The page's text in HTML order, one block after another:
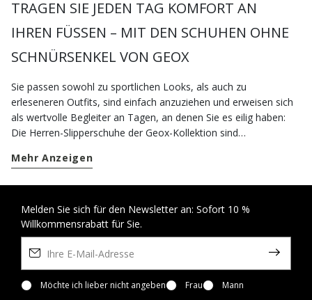
TRAGEN SIE JEDEN TAG KOMFORT AN
IHREN FÜSSEN – MIT DEN SCHUHEN OHNE S
CHNÜRSENKEL VON GEOX
Sie passen sowohl zu sportlichen Looks, als auch zu
erleseneren Outfits, sind einfach anzuziehen und erweisen sich
als wertvolle Begleiter an Tagen, an denen Sie es eilig haben:
Die Herren-Slipperschuhe der Geox-Kollektion sind
Lebensstil pflegen. Die Slipperschuhe aus unserem e-Shop
verbringen. Für die täglichen Besorgungen können Sie ein Paar
Slipper-Sneaker wählen, um mit Leichtigkeit von einem Termin
zum nächsten zu gehen. Wenn SieCasualschuhelieben, aber
nicht auf Tragekomfort und Stil verzichten möchten, können Sie
sich für unsere Nebula™-Sneaker entscheiden: Sie sind vielseitig
und ultraleicht, perfekt, um Ihren Füßen ein unvergleichliches
Mehr Anzeigen
Melden Sie sich für den Newsletter an: Sofort 10 %
Willkommensrabatt für Sie.
Möchte ich lieber nicht angeben Frau
Mann